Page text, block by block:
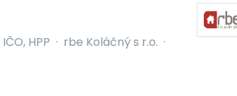
IČO, HPP · rbe Koláčný s r.o. ·